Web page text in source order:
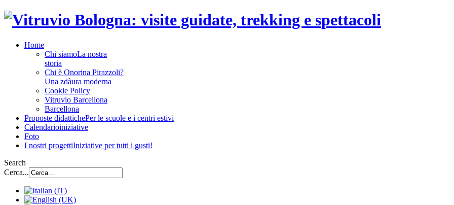
Home
Chi siamoLa nostra
storia
Chi è Onorina Pirazzoli?
Una zdàura moderna
Cookie Policy
Vitruvio Barcellona
Barcellona
Proposte didattichePer le scuole e i centri estivi
Calendarioiniziative
Foto
I nostri progettiIniziative per tutti i gusti!
Search
Cerca...